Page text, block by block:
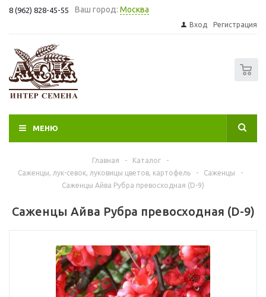
8 (962) 828-45-55 Ваш город: Москва
Вход Регистрация
МЕНЮ
Главная - Каталог
-
Саженцы, лук-севок, луковицы цветов, картофель
- Саженцы
-
Саженцы Айва Рубра превосходная (D-9)
Саженцы Айва Рубра превосходная (D-9)